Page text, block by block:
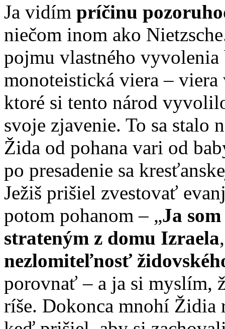
Ja vidím príčinu
niečom inom ako
pojmu vlastného
monoteistická viera –
ktoré si tento národ
svoje zjavenie. To sa stalo
Žida od pohana vari od
po presadenie sa
Ježiš prišiel zvestovať
potom pohanom – „Ja
strateným z domu Izraela
nezlomiteľnosť
porovnať – a ja si myslím,
ríše. Dokonca mnohí Židia